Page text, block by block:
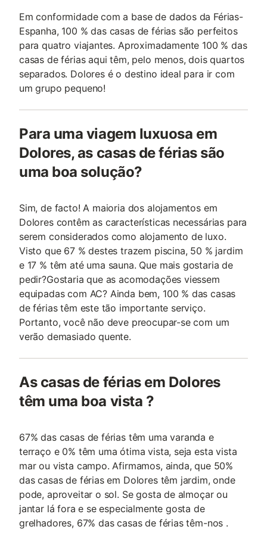
Em conformidade com a base de dados da Férias-
Espanha, 100 % das casas de férias são perfeitos
para quatro viajantes. Aproximadamente 100 % das
casas de férias aqui têm, pelo menos, dois quartos
separados. Dolores é o destino ideal para ir com
um grupo pequeno!
Para uma viagem luxuosa em
Dolores, as casas de férias são
uma boa solução?
Sim, de facto! A maioria dos alojamentos em
Dolores contêm as características necessárias para
serem considerados como alojamento de luxo.
Visto que 67 % destes trazem piscina, 50 % jardim
e 17 % têm até uma sauna. Que mais gostaria de
pedir?Gostaria que as acomodações viessem
equipadas com AC? Ainda bem, 100 % das casas
de férias têm este tão importante serviço.
Portanto, você não deve preocupar-se com um
verão demasiado quente.
As casas de férias em Dolores
têm uma boa vista ?
67% das casas de férias têm uma varanda e
terraço e 0% têm uma ótima vista, seja esta vista
mar ou vista campo. Afirmamos, ainda, que 50%
das casas de férias em Dolores têm jardim, onde
pode, aproveitar o sol. Se gosta de almoçar ou
jantar lá fora e se especialmente gosta de
grelhadores, 67% das casas de férias têm-nos .